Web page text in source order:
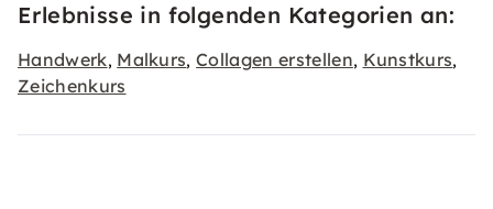
Erlebnisse in folgenden Kategorien an:
Handwerk, Malkurs,Collagen erstellen, Kunstkurs,
Zeichenkurs